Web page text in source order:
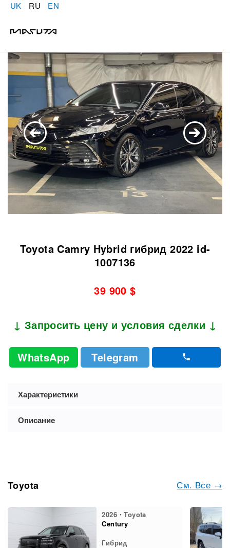
UK RU EN
Toyota Camry Hybrid гибрид 2022 id-
1007136
39 900 $
↓ Запросить цену и условия сделки ↓
WhatsApp Telegram
Характеристики
Описание
См. Все →
Toyota
2026・Toyota
Century
Гибрид